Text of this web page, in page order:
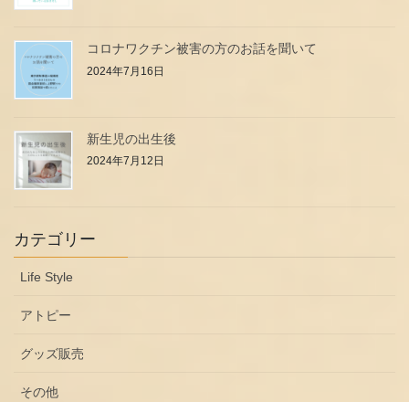
コロナワクチン被害の方のお話を聞いて
2024年7月16日
新生児の出生後
2024年7月12日
カテゴリー
Life Style
アトピー
グッズ販売
その他